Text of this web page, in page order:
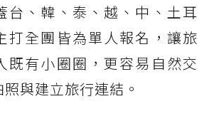
台、韓、泰、越、中、土耳
打全團皆為單人報名，讓旅
既有小圈圈，更容易自然交
與建立旅行連結。